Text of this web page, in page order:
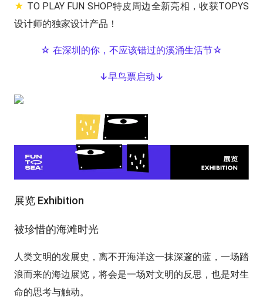
★ TO PLAY FUN SHOP特皮周边全新亮相，收获TOPYS
设计师的独家设计产品！
☆ 在深圳的你，不应该错过的溪涌生活节☆
↓早鸟票启动↓
展览 Exhibition
被珍惜的海滩时光
人类文明的发展史，离不开海洋这一抹深邃的蓝，一场踏
浪而来的海边展览，将会是一场对文明的反思，也是对生
命的思考与触动。